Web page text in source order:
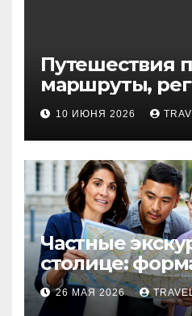
Путешествия
маршруты,
особенности
10 ИЮНЯ 2026
Частные
столице:
маршруты и
организации
26 МАЯ 2026